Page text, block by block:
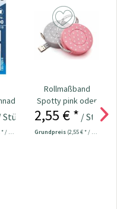
Stück
Rollmaßband
Spotty pink oder
grau Nr. 109708
2,55 € * / Stück
Grundpreis (2,55 € * / 1 Stück)